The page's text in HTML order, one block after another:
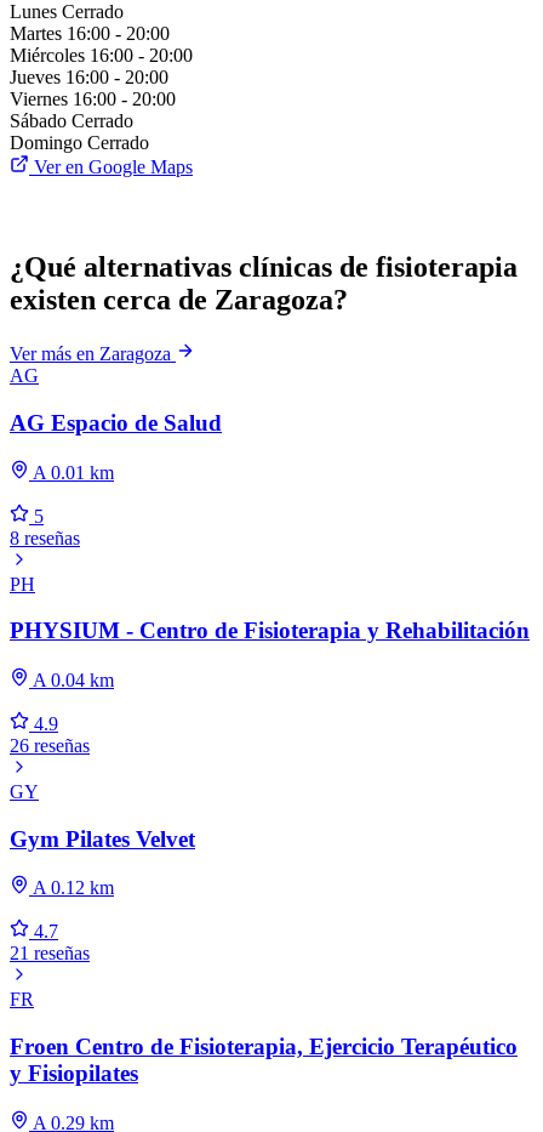
Lunes Cerrado
Martes 16:00 - 20:00
Miércoles 16:00 - 20:00
Jueves 16:00 - 20:00
Viernes 16:00 - 20:00
Sábado Cerrado
Domingo Cerrado
Ver en Google Maps
¿Qué alternativas clínicas de fisioterapia
existen cerca de Zaragoza?
Ver más en Zaragoza
AG
AG Espacio de Salud
A 0.01 km
5
8 reseñas
PH
PHYSIUM - Centro de Fisioterapia y Rehabilitación
A 0.04 km
4.9
26 reseñas
GY
Gym Pilates Velvet
A 0.12 km
4.7
21 reseñas
FR
Froen Centro de Fisioterapia, Ejercicio Terapéutico
y Fisiopilates
A 0.29 km